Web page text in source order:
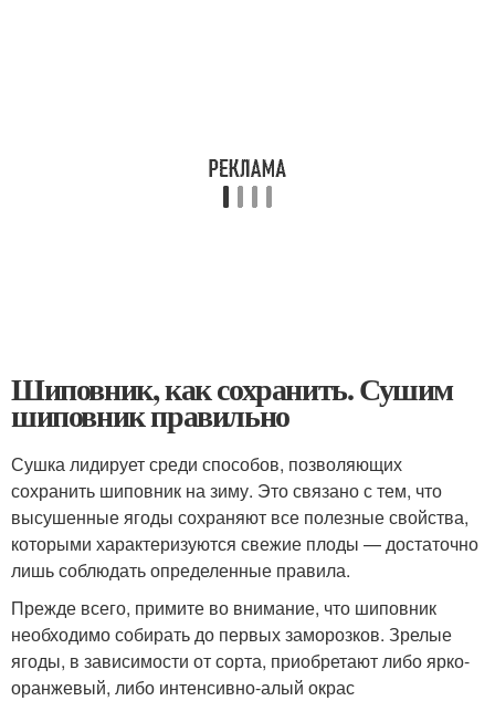
Шиповник, как сохранить. Сушим
шиповник правильно
Сушка лидирует среди способов, позволяющих
сохранить шиповник на зиму. Это связано с тем, что
высушенные ягоды сохраняют все полезные свойства,
которыми характеризуются свежие плоды — достаточно
лишь соблюдать определенные правила.
Прежде всего, примите во внимание, что шиповник
необходимо собирать до первых заморозков. Зрелые
ягоды, в зависимости от сорта, приобретают либо ярко-
оранжевый, либо интенсивно-алый окрас